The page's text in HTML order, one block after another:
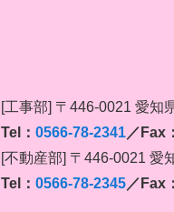
[工事部] 〒446-0021 愛知
Tel： 0566-78-2341／Fax
[不動産部] 〒446-0021 愛
Tel： 0566-78-2345／Fax